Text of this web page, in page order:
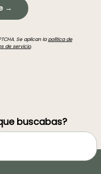
→
Se aplican lapolítica de
de servicio.
buscabas?